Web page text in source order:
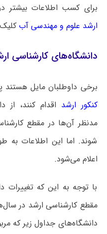
برای کسب اطلاعات
ارشد علوم و مهندسی آب
دانشگاه‌های کارشناسی
برخی داوطلبان مایل
کنکور ارشد اقدام کنند،
مدنظر آن‌ها در مقطع
شوند. اما این اطلاعات به
اعلام می‌شود.
با توجه به این که تغییرات
مقطع کارشناسی ارشد در
دانشگاه‌های جداول زیر که